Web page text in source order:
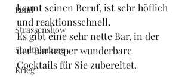
Land
Strassenshow
Stadtplanung
Krieg
kennt seinen Beruf, ist sehr höflich
und reaktionsschnell.
Es gibt eine sehr nette Bar, in der
der Barkeeper wunderbare
Cocktails für Sie zubereitet.